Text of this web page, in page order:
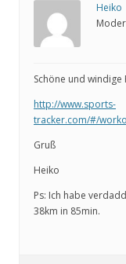
Heiko
Schöne und
http://www.sports-
tracker.com/#/
Gruß
Heiko
Ps: Ich habe
38km in 85min.